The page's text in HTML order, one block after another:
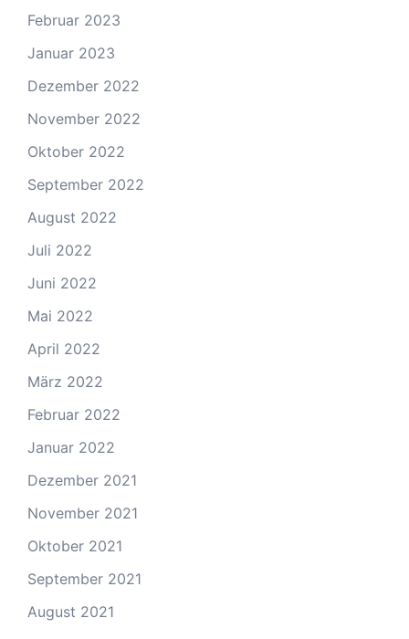
Februar 2023
Januar 2023
Dezember 2022
November 2022
Oktober 2022
September 2022
August 2022
Juli 2022
Juni 2022
Mai 2022
April 2022
März 2022
Februar 2022
Januar 2022
Dezember 2021
November 2021
Oktober 2021
September 2021
August 2021